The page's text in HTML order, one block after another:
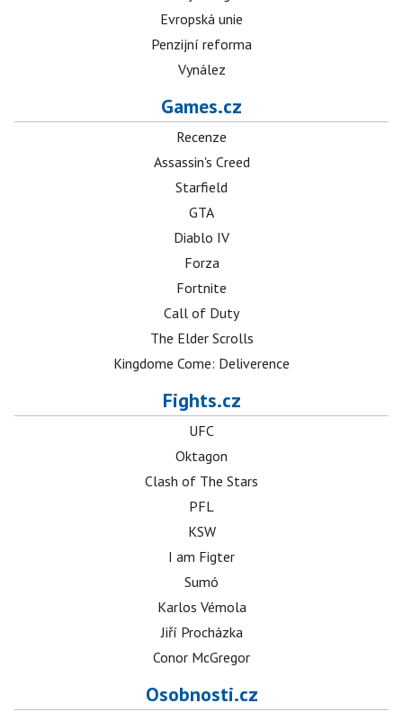
Evropská unie
Penzijní reforma
Vynález
Games.cz
Recenze
Assassin's Creed
Starfield
GTA
Diablo IV
Forza
Fortnite
Call of Duty
The Elder Scrolls
Kingdome Come: Deliverence
Fights.cz
UFC
Oktagon
Clash of The Stars
PFL
KSW
I am Figter
Sumó
Karlos Vémola
Jiří Procházka
Conor McGregor
Osobnosti.cz